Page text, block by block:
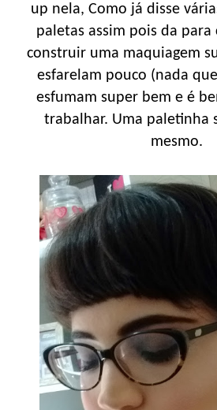
up nela, Como já disse
paletas assim pois da para
construir uma maquiagem
esfarelam pouco (nada
esfumam super bem e é
trabalhar. Uma paletinha
mesmo.